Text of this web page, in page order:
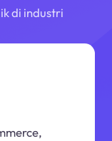
di industri